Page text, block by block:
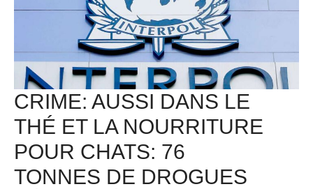
CRIME: AUSSI DANS LE
THÉ ET LA NOURRITURE
POUR CHATS: 76
TONNES DE DROGUES